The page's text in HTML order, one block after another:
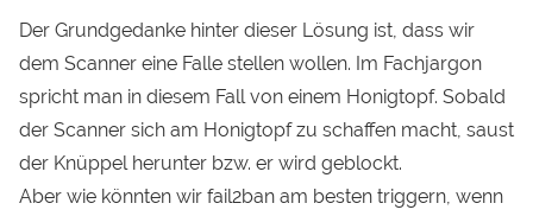
Der Grundgedanke hinter dieser Lösung ist, dass wir
dem Scanner eine Falle stellen wollen. Im Fachjargon
spricht man in diesem Fall von einem Honigtopf. Sobald
der Scanner sich am Honigtopf zu schaffen macht, saust
der Knüppel herunter bzw. er wird geblockt.
Aber wie könnten wir fail2ban am besten triggern, wenn